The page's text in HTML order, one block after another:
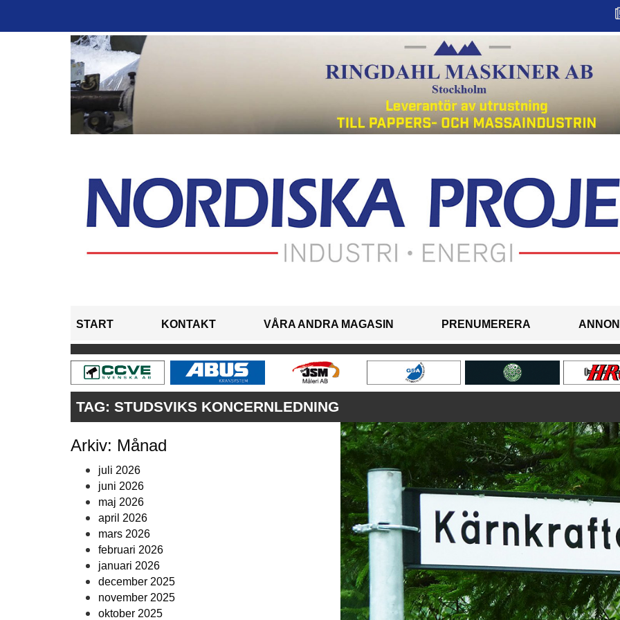
START KONTAKT VÅRA ANDRA MAGASIN PRENUMERERA
TAG: STUDSVIKS KONCERNLEDNING
Arkiv: Månad
juli 2026
juni 2026
maj 2026
april 2026
mars 2026
februari 2026
januari 2026
december 2025
november 2025
oktober 2025